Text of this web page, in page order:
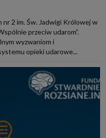
2 im. Św. Jadwigi Królowej w
przeciw udarom”.
wyzwaniom i
opieki udarowe...